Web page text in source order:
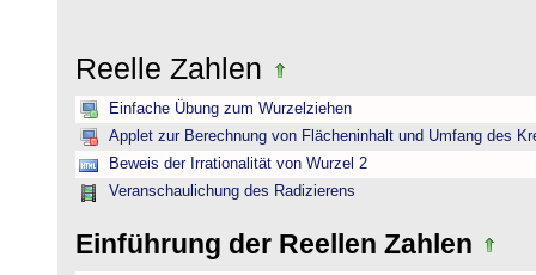
Reelle Zahlen
Einfache Übung zum Wurzelziehen
Applet zur Berechnung von Flächeninhalt und Umfang des
Beweis der Irrationalität von Wurzel 2
Veranschaulichung des Radizierens
Einführung der Reellen Zahlen